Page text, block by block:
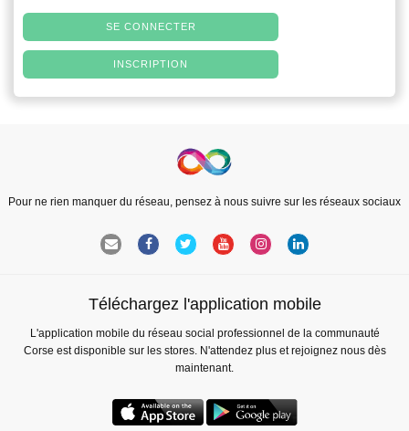
SE CONNECTER
INSCRIPTION
Pour ne rien manquer du réseau, pensez à nous suivre sur les réseaux sociaux
Téléchargez l'application mobile
L'application mobile du réseau social professionnel de la communauté
Corse est disponible sur les stores. N'attendez plus et rejoignez nous dès
maintenant.